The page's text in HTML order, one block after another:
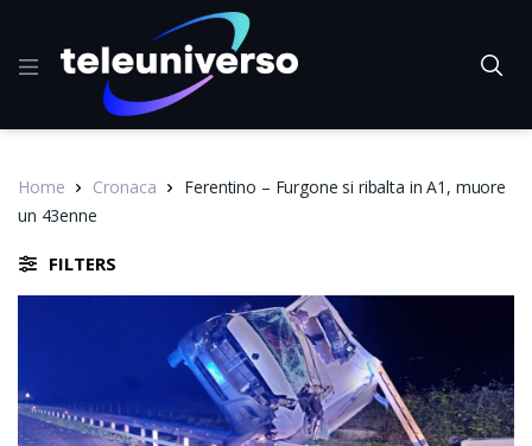
Home Cronaca
Ferentino – Furgone si ribalta in A1, muore
un 43enne
FILTERS